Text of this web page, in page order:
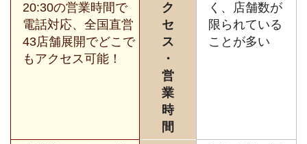
20:30の営業時間で
電話対応、全国直営
43店舗展開でどこで
もアクセス可能！
ク
セ
ス
・
営
業
時
間
く、店舗数が
限られている
ことが多い